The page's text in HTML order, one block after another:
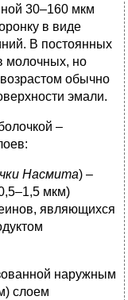
30–160 мкм
в виде
В постоянных
молочных, но
обычно
эмали.
–
Насмита) –
мкм)
являющихся
наружным
слоем